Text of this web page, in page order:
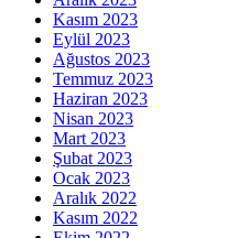
Kasım 2023
Eylül 2023
Ağustos 2023
Temmuz 2023
Haziran 2023
Nisan 2023
Mart 2023
Şubat 2023
Ocak 2023
Aralık 2022
Kasım 2022